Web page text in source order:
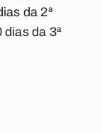
da 2ª
da 3ª